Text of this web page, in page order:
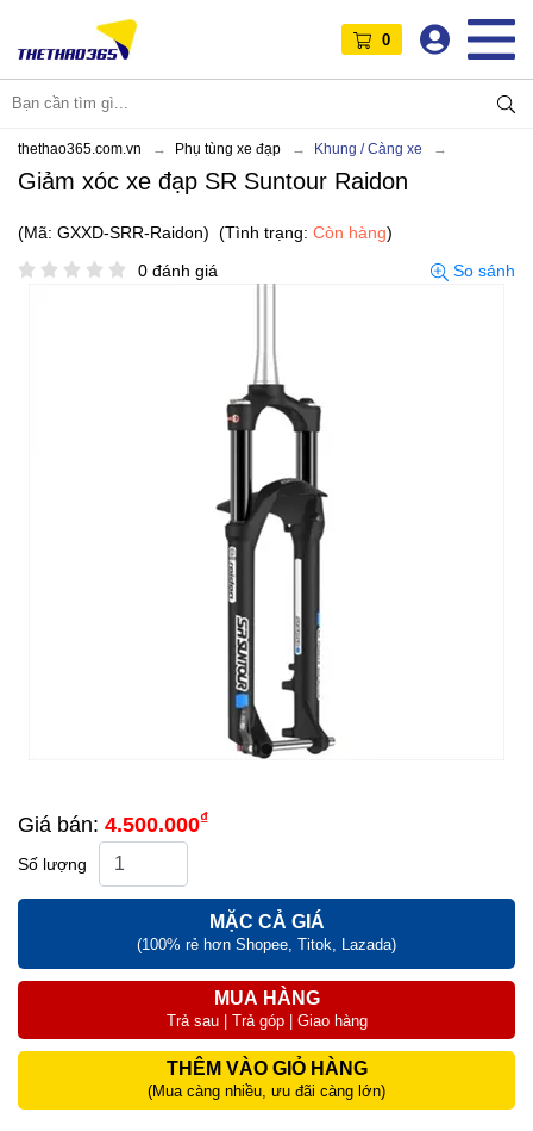
0
thethao365.com.vn Phụ tùng xe đạp Khung / Càng xe
Giảm xóc xe đạp SR Suntour Raidon
(Mã: GXXD-SRR-Raidon) (Tình trạng: Còn hàng)
0 đánh giá
So sánh
Giá bán: 4.500.000₫
Số lượng
MẶC CẢ GIÁ
(100% rẻ hơn Shopee, Titok, Lazada)
MUA HÀNG
Trả sau | Trả góp | Giao hàng
THÊM VÀO GIỎ HÀNG
(Mua càng nhiều, ưu đãi càng lớn)